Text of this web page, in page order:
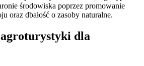
środowiska poprzez promowanie
oraz dbałość o zasoby naturalne.
dla